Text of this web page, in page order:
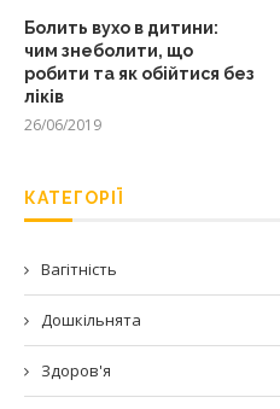
Болить вухо в дитини:
чим знеболити, що
робити та як обійтися без
ліків
26/06/2019
КАТЕГОРІЇ
Вагітність
Дошкільнята
Здоров'я